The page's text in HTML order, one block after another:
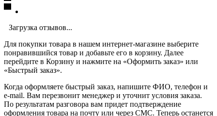
Загрузка отзывов...
Для покупки товара в нашем интернет-магазине выберите
понравившийся товар и добавьте его в корзину. Далее
перейдите в Корзину и нажмите на «Оформить заказ» или
«Быстрый заказ».
Когда оформляете быстрый заказ, напишите ФИО, телефон и
e-mail. Вам перезвонит менеджер и уточнит условия заказа.
По результатам разговора вам придет подтверждение
оформления товара на почту или через СМС. Теперь останется